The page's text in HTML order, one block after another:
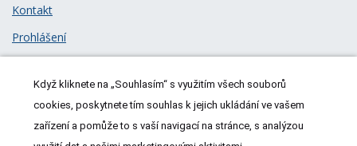
© 2026MeDitorial| ISSN 1805-3408
Kontakt
Prohlášení
Když kliknete na „Souhlasím“ s využitím všech souborů
cookies, poskytnete tím souhlas k jejich ukládání ve vašem
zařízení a pomůže to s vaší navigací na stránce, s analýzou